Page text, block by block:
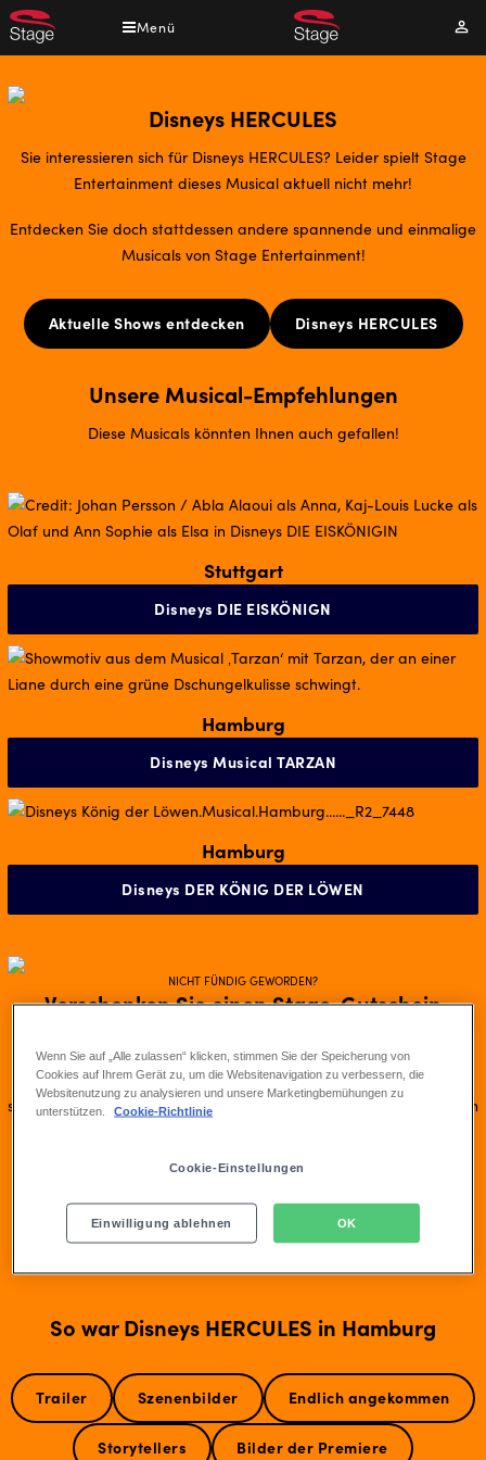
Direkt
zum
Menü
Disneys HERCULES
Sie interessieren sich für Disneys HERCULES? Leider spielt Stage
Entertainment dieses Musical aktuell nicht mehr!
Entdecken Sie doch stattdessen andere spannende und einmalige
Musicals von Stage Entertainment!
Aktuelle Shows entdecken Disneys HERCULES
Unsere Musical-Empfehlungen
Diese Musicals könnten Ihnen auch gefallen!
Stuttgart
Disneys DIE EISKÖNIGN
Hamburg
Disneys Musical TARZAN
Hamburg
Disneys DER KÖNIG DER LÖWEN
NICHT FÜNDIG GEWORDEN?
Verschenken Sie einen Stage-Gutschein
Für dieses Musical können Sie derzeit keine Ticketsmehr kaufen.
Sie suchen trotzdem ein unvergessliches Geschenk? Buchen Sie
stattdessen doch einfach einen Musicalgutschein und verschenken
Gutschein buchen
So war Disneys HERCULES in Hamburg
Trailer Szenenbilder Endlich angekommen
Storytellers Bilder der Premiere
Wenn Sie auf „Alle zulassen“ klicken, stimmen Sie der Speicherung von
Cookies auf Ihrem Gerät zu, um die Websitenavigation zu verbessern, die
Websitenutzung zu analysieren und unsere Marketingbemühungen zu
unterstützen.
Cookie-Richtlinie
Cookie-Einstellungen
Einwilligung ablehnen OK